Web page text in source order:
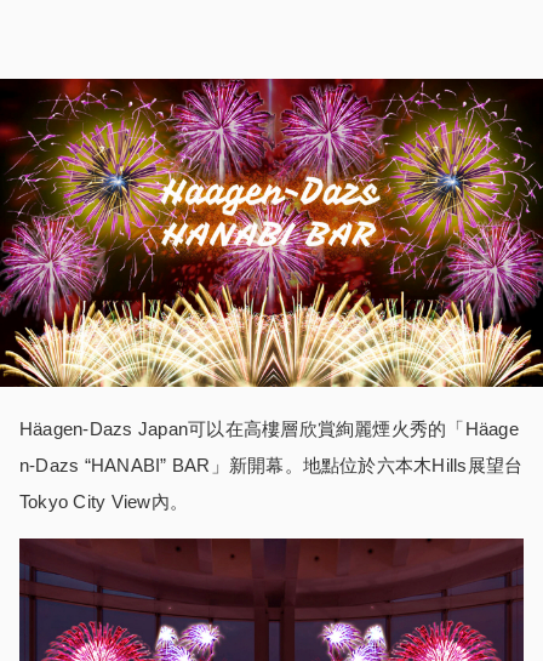
Häagen-Dazs Japan可以在高樓層欣賞絢麗煙火秀的「Häage
n-Dazs “HANABI” BAR」新開幕。地點位於六本木Hills展望台
Tokyo City View內。